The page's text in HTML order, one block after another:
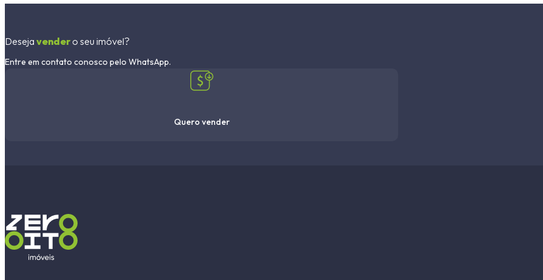
Deseja vendero seu imóvel?
Entre em contato conosco pelo WhatsApp.
Quero vender